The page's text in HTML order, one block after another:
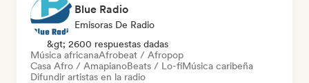
Blue Radio
Emisoras De Radio
&gt; 2600 respuestas dadas
Música africanaAfrobeat / Afropop
Casa Afro / AmapianoBeats / Lo-fiMúsica caribeña
Difundir artistas en la radio